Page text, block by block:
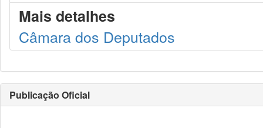
Mais detalhes
Câmara dos Deputados
Publicação Oficial